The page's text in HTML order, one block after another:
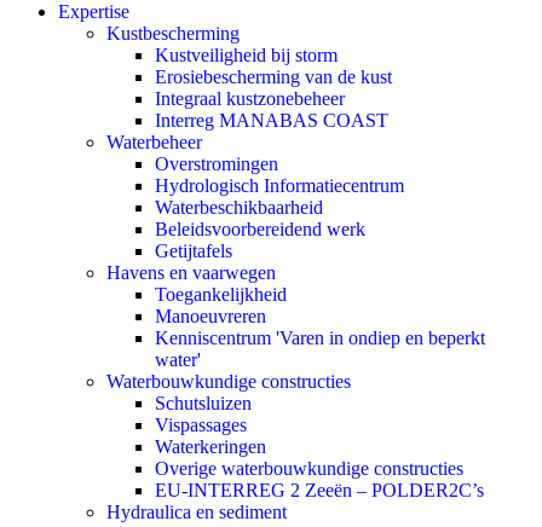
Expertise
Kustbescherming
Kustveiligheid bij storm
Erosiebescherming van de kust
Integraal kustzonebeheer
Interreg MANABAS COAST
Waterbeheer
Overstromingen
Hydrologisch Informatiecentrum
Waterbeschikbaarheid
Beleidsvoorbereidend werk
Getijtafels
Havens en vaarwegen
Toegankelijkheid
Manoeuvreren
Kenniscentrum 'Varen in ondiep en beperkt
water'
Waterbouwkundige constructies
Schutsluizen
Vispassages
Waterkeringen
Overige waterbouwkundige constructies
EU-INTERREG 2 Zeeën – POLDER2C’s
Hydraulica en sediment